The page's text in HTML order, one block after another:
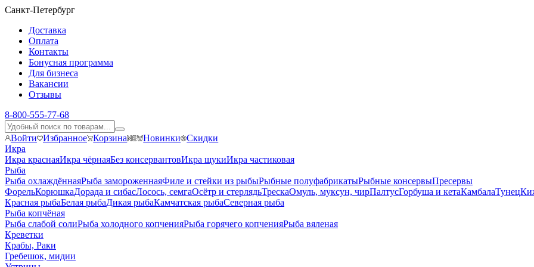
Санкт-Петербург
Доставка
Оплата
Контакты
Бонусная программа
Для бизнеса
Вакансии
Отзывы
8-800-555-77-68
Войти Избранное Корзина Новинки Скидки
Икра
Икра краснаяИкра чёрнаяБез консервантовИкра щукиИкра частиковая
Рыба
Рыба охлаждённаяРыба замороженнаяФиле и стейки из рыбыРыбные полуфабрикатыРыбные консервыПресервы
ФорельКорюшкаДорада и сибасЛосось, семгаОсётр и стерлядьТрескаОмуль, муксун, чирПалтусГорбуша и кетаКамбалаТунец
Красная рыбаБелая рыбаДикая рыбаКамчатская рыбаСеверная рыба
Рыба копчёная
Рыба слабой солиРыба холодного копченияРыба горячего копченияРыба вяленая
Креветки
Крабы, Раки
Гребешок, мидии